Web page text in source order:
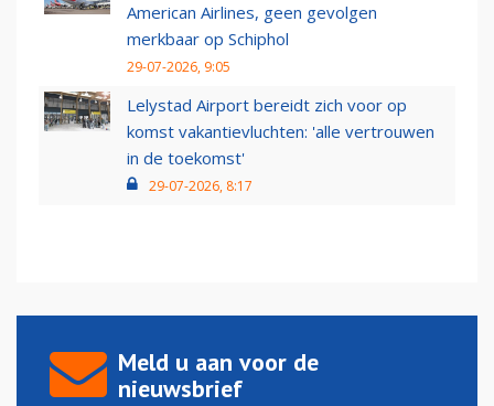
American Airlines, geen gevolgen
merkbaar op Schiphol
29-07-2026, 9:05
Lelystad Airport bereidt zich voor op
komst vakantievluchten: 'alle vertrouwen
in de toekomst'
29-07-2026, 8:17
Meld u aan voor de
nieuwsbrief